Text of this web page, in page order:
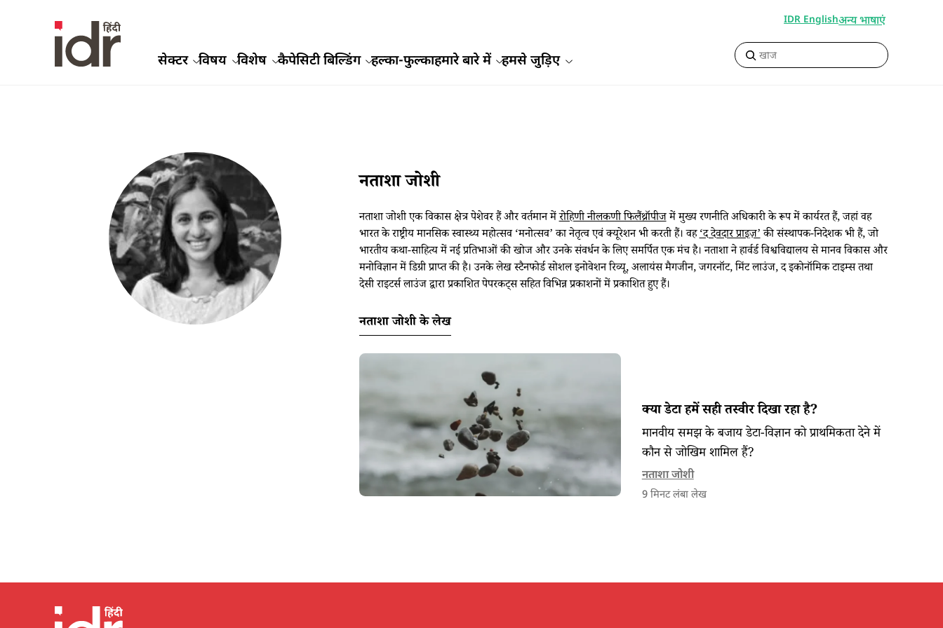
सेक्टर विषय विशेष कैपेसिटी बिल्डिंग हल्का-फुल्काहमारे बारे में हमसे जुड़िए
IDR Englishअन्य भाषाएं
नताशा जोशी
नताशा जोशी एक विकास क्षेत्र पेशेवर हैं और वर्तमान मेंरोहिणी नीलकणी फिलैंथ्रॉपीजमें मुख्य रणनीति अधिकारी के रूप में कार्यरत हैं, जहां वह
भारत के राष्ट्रीय मानसिक स्वास्थ्य महोत्सव ‘मनोत्सव’ का नेतृत्व एवं क्यूरेशन भी करती हैं। वह‘द देवदार प्राइज़’की संस्थापक-निदेशक भी हैं, जो
भारतीय कथा-साहित्य में नई प्रतिभाओं की खोज और उनके संवर्धन के लिए समर्पित एक मंच है। नताशा ने हार्वर्ड विश्वविद्यालय से मानव विकास और
मनोविज्ञान में डिग्री प्राप्त की है। उनके लेख स्टैनफोर्ड सोशल इनोवेशन रिव्यू, अलायंस मैगजीन, जगरनॉट, मिंट लाउंज, द इकोनॉमिक टाइम्स तथा
देसी राइटर्स लाउंज द्वारा प्रकाशित पेपरकट्स सहित विभिन्न प्रकाशनों में प्रकाशित हुए हैं।​
नताशा जोशी के लेख
क्या डेटा हमें सही तस्वीर दिखा रहा है?​
मानवीय समझ के बजाय डेटा-विज्ञान को प्राथमिकता देने में
कौन से जोखिम शामिल हैं?​
नताशा जोशी
9मिनट लंबा लेख